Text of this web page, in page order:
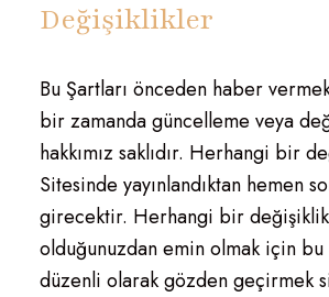
Değişiklikler
Bu Şartları önceden haber
bir zamanda güncelleme veya
hakkımız saklıdır. Herhangi bir
Sitesinde yayınlandıktan hemen
girecektir. Herhangi bir
olduğunuzdan emin olmak için bu
düzenli olarak gözden geçirmek